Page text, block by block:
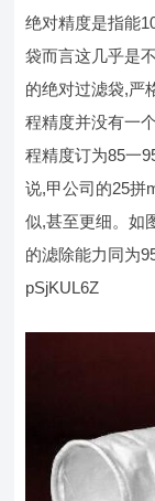
绝对精度是指能
袋而言这几乎是
的绝对过滤袋,严
程精度并没有一
程精度订为85一
说,甲公司的25拼
似,甚至更细。如
的滤除能力同为
pSjKUL6Z